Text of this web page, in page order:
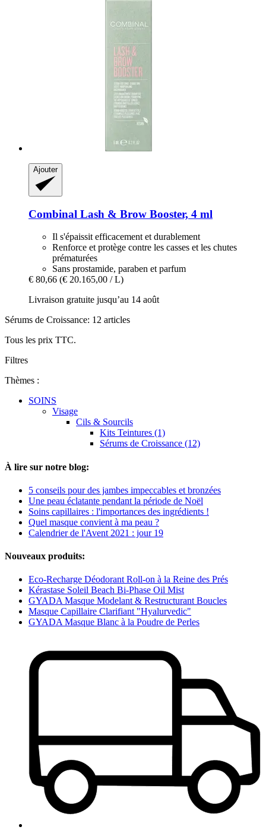
Ajouter
Combinal Lash & Brow Booster, 4 ml
Il s'épaissit efficacement et durablement
Renforce et protège contre les casses et les chutes
prématurées
Sans prostamide, paraben et parfum
€ 80,66 (€ 20.165,00 / L)
Livraison gratuite jusqu’au 14 août
Sérums de Croissance: 12 articles
Tous les prix TTC.
Filtres
Thèmes :
SOINS
Visage
Cils & Sourcils
Kits Teintures (1)
Sérums de Croissance (12)
À lire sur notre blog:
5 conseils pour des jambes impeccables et bronzées
Une peau éclatante pendant la période de Noël
Soins capillaires : l'importances des ingrédients !
Quel masque convient à ma peau ?
Calendrier de l'Avent 2021 : jour 19
Nouveaux produits:
Eco-Recharge Déodorant Roll-on à la Reine des Prés
Kérastase Soleil Beach Bi-Phase Oil Mist
GYADA Masque Modelant & Restructurant Boucles
Masque Capillaire Clarifiant "Hyalurvedic"
GYADA Masque Blanc à la Poudre de Perles